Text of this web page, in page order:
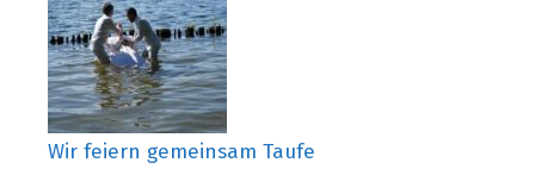
Wir feiern gemeinsam Taufe